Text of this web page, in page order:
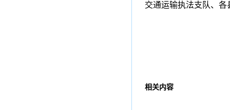
交通运输执法支队、
相关内容